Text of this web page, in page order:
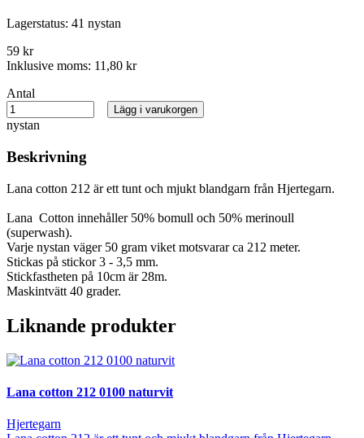
Lagerstatus: 41 nystan
59 kr
Inklusive moms: 11,80 kr
Antal
nystan
Lägg i varukorgen
Beskrivning
Lana cotton 212 är ett tunt och mjukt blandgarn från Hjertegarn.
Lana Cotton innehåller 50% bomull och 50% merinoull
(superwash).
Varje nystan väger 50 gram viket motsvarar ca 212 meter.
Stickas på stickor 3 - 3,5 mm.
Stickfastheten på 10cm är 28m.
Maskintvätt 40 grader.
Liknande produkter
Lana cotton 212 0100 naturvit
Hjertegarn